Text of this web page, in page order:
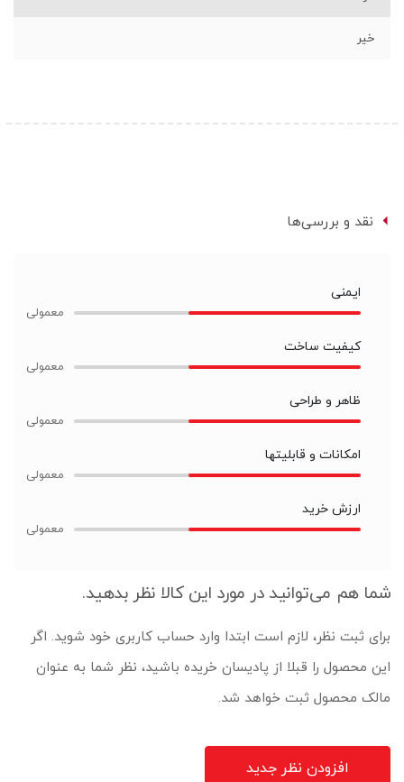
خیر
نقد و بررسی‌ها
ایمنی
کیفیت ساخت
ظاهر و طراحی
امکانات و قابلیتها
ارزش خرید
شما هم می‌توانید در مورد این کالا نظر بدهید.
برای ثبت نظر، لازم است ابتدا وارد حساب کاربری خود شوید. اگر
این محصول را قبلا از پادیسان خریده باشید، نظر شما به عنوان
مالک محصول ثبت خواهد شد.
افزودن نظر جدید